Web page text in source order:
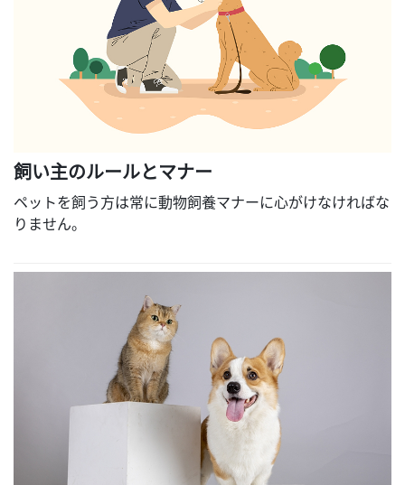
飼い主のルールとマナー
ペットを飼う方は常に動物飼養マナーに心がけなければな
りません。